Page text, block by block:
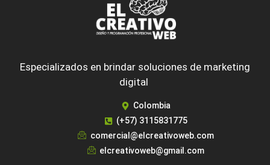
Especializados en brindar soluciones de marketing
digital
Colombia
(+57) 3115831775
comercial@elcreativoweb.com
elcreativoweb@gmail.com